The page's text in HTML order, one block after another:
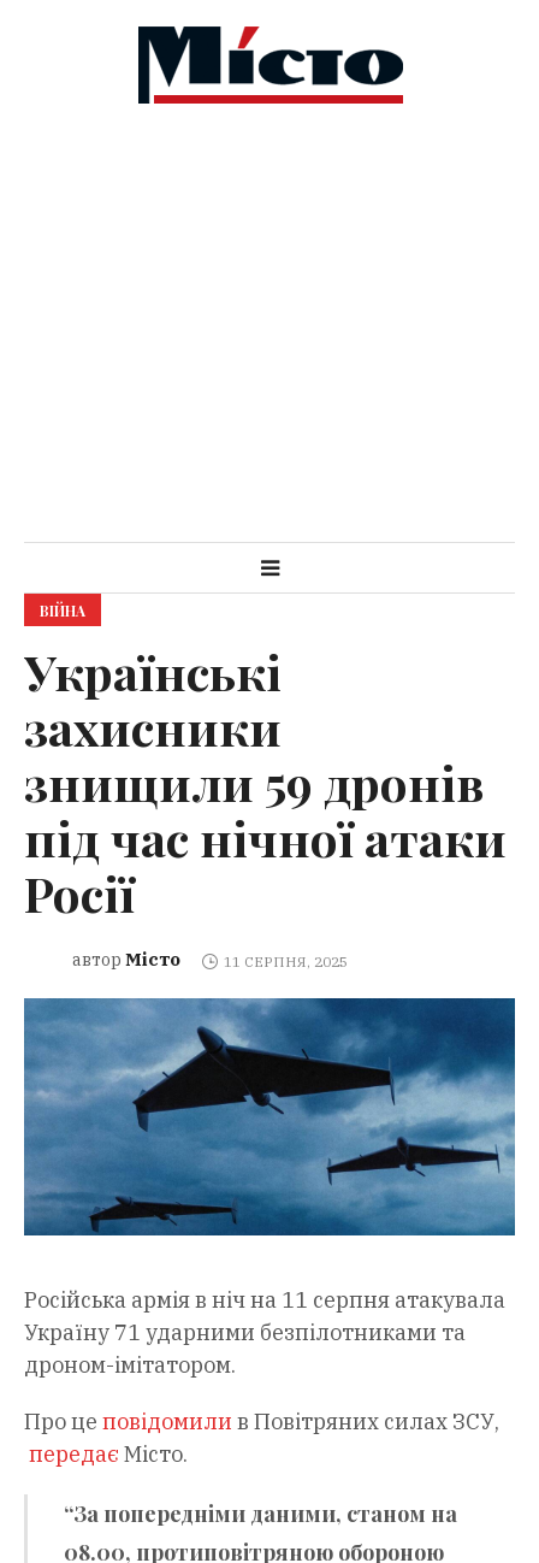
ВІЙНА
Українські
захисники
знищили 59 дронів
під час нічної атаки
Росії
автор Місто 11 СЕРПНЯ, 2025
Російська армія в ніч на 11 серпня атакувала
Україну 71 ударними безпілотниками та
дроном-імітатором.
Про це повідомили в Повітряних силах ЗСУ,
передає Місто.
“За попередніми даними, станом на
08.00, протиповітряною обороною